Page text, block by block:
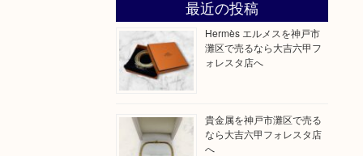
最近の投稿
Hermès エルメスを神戸市
灘区で売るなら大吉六甲フ
ォレスタ店へ
貴金属を神戸市灘区で売る
なら大吉六甲フォレスタ店
へ